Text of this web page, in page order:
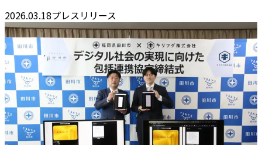
2026.03.18プレスリリース